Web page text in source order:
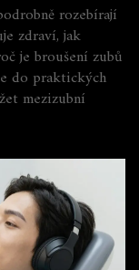
rozebírají
zdraví, jak
je broušení zubů
do praktických
mezizubní